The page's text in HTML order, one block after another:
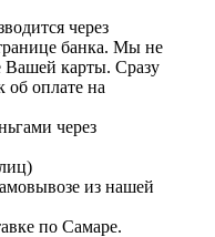
через
банка. Мы не
Вашей карты. Сразу
об оплате на
через
из нашей
по Самаре.